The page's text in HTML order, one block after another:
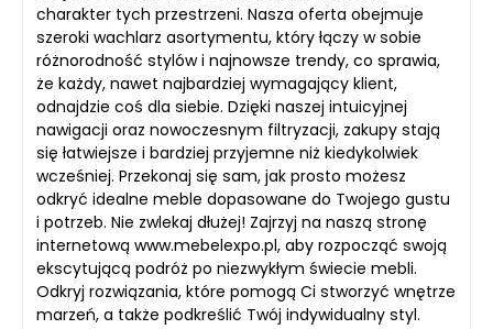
charakter tych przestrzeni. Nasza oferta obejmuje
szeroki wachlarz asortymentu, który łączy w sobie
różnorodność stylów i najnowsze trendy, co sprawia,
że każdy, nawet najbardziej wymagający klient,
odnajdzie coś dla siebie. Dzięki naszej intuicyjnej
nawigacji oraz nowoczesnym filtryzacji, zakupy stają
się łatwiejsze i bardziej przyjemne niż kiedykolwiek
wcześniej. Przekonaj się sam, jak prosto możesz
odkryć idealne meble dopasowane do Twojego gustu
i potrzeb. Nie zwlekaj dłużej! Zajrzyj na naszą stronę
internetową www.mebelexpo.pl, aby rozpocząć swoją
ekscytującą podróż po niezwykłym świecie mebli.
Odkryj rozwiązania, które pomogą Ci stworzyć wnętrze
marzeń, a także podkreślić Twój indywidualny styl.